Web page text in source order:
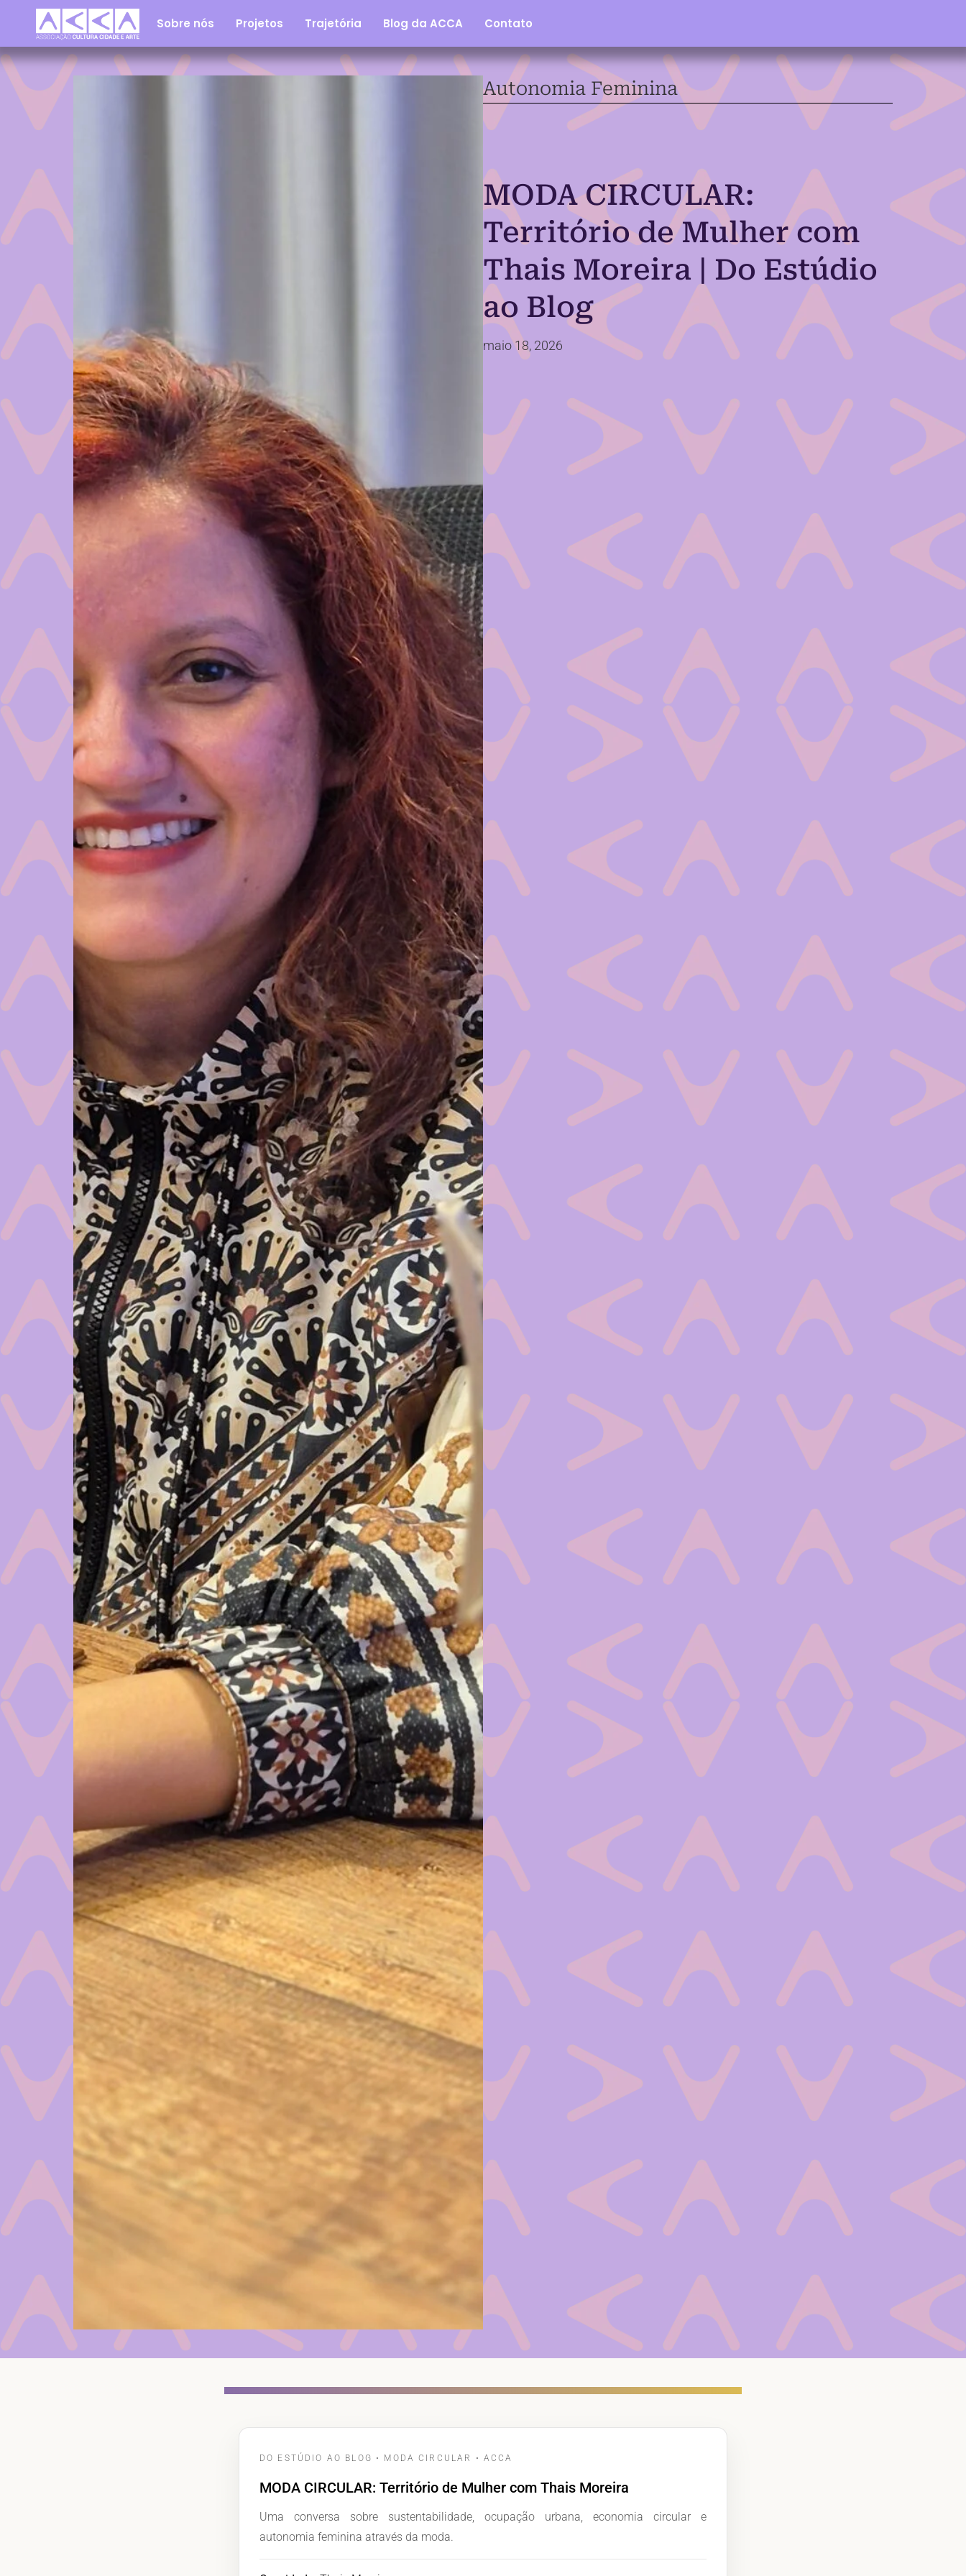
Sobre nós Projetos Trajetória Blog da ACCA Contato
Autonomia Feminina
MODA CIRCULAR:
Território de Mulher com
Thais Moreira | Do Estúdio
ao Blog
maio 18, 2026
DO ESTÚDIO AO BLOG • MODA CIRCULAR • ACCA
MODA CIRCULAR: Território de Mulher com Thais Moreira
Uma conversa sobre sustentabilidade, ocupação urbana, economia circular e
autonomia feminina através da moda.